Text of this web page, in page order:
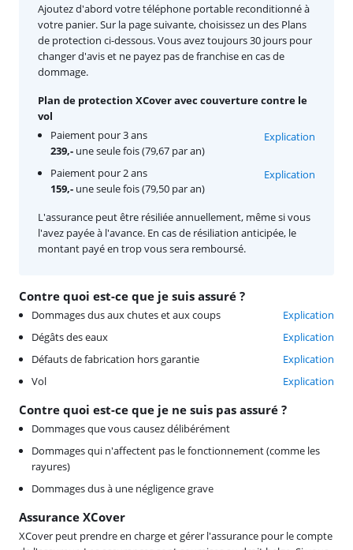
Contre quoi est-ce que je suis assuré ?
Dommages dus aux chutes et aux coups
Explication
Dégâts des eaux
Explication
Défauts de fabrication hors garantie
Explication
Vol
Explication
Contre quoi est-ce que je ne suis pas assuré ?
Dommages que vous causez délibérément
Dommages qui n'affectent pas le fonctionnement (comme les
rayures)
Dommages dus à une négligence grave
Assurance XCover
XCover peut prendre en charge et gérer l'assurance pour le compte
Ajoutez d'abord votre téléphone portable reconditionné à
votre panier. Sur la page suivante, choisissez un des Plans
de protection ci-dessous. Vous avez toujours 30 jours pour
changer d'avis et ne payez pas de franchise en cas de
dommage.
Plan de protection XCover avec couverture contre le
vol
Paiement pour 3 ans
239,- une seule fois (79,67 par an)
Explication
Paiement pour 2 ans
159,- une seule fois (79,50 par an)
Explication
L'assurance peut être résiliée annuellement, même si vous
l'avez payée à l'avance. En cas de résiliation anticipée, le
montant payé en trop vous sera remboursé.